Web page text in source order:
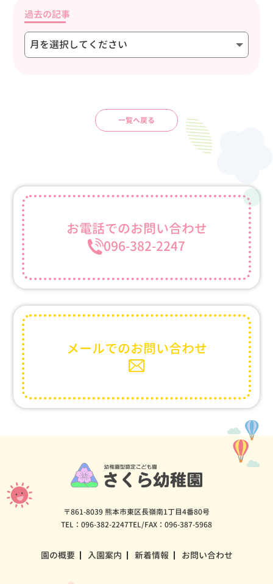
過去の記事
一覧へ戻る
お電話でのお問い合わせ
096-382-2247
メールでのお問い合わせ
〒861-8039 熊本市東区長嶺南1丁目4番80号
TEL：096-382-2247TEL/FAX：096-387-5968
園の概要 入園案内 新着情報 お問い合わせ